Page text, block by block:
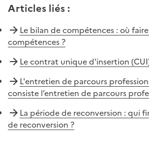
Articles liés :
Le bilan de compétences : où
compétences ?
Le contrat unique d'insertion
L'entretien de parcours
consiste l’entretien de parcours
La période de reconversion : qui
de reconversion ?